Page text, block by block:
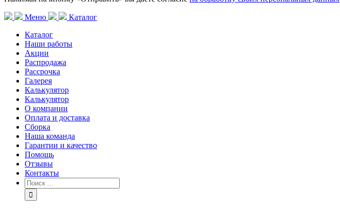
Меню
Каталог
Каталог
Наши работы
Акции
Распродажа
Рассрочка
Галерея
Калькулятор
Калькулятор
О компании
Оплата и доставка
Сборка
Наша команда
Гарантии и качество
Помощь
Отзывы
Контакты